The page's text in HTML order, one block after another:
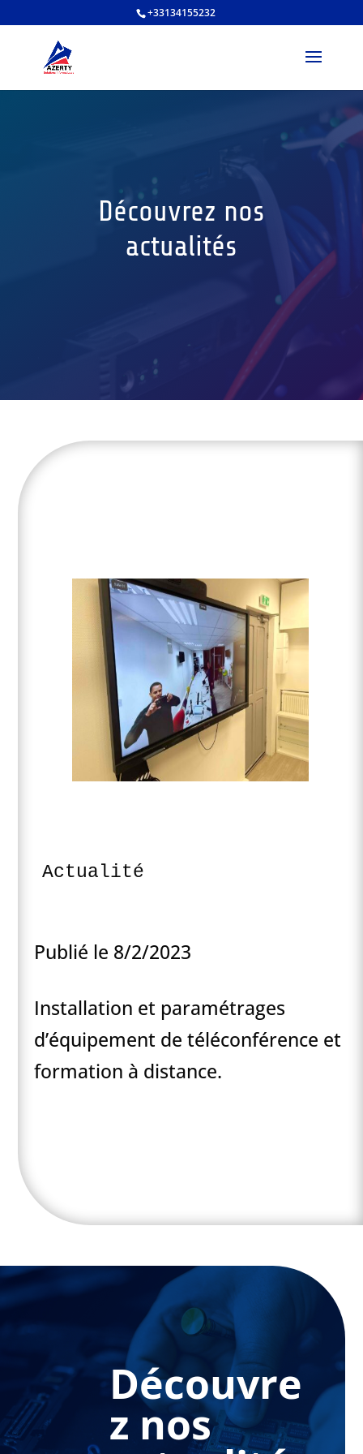
+33134155232
Découvrez nos
actualités
Actualité
Publié le 8/2/2023
Installation et paramétrages
d’équipement de téléconférence et
formation à distance.
Découvre
z nos